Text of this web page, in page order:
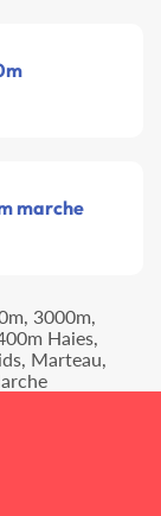
marche
3000m,
Haies,
Marteau,